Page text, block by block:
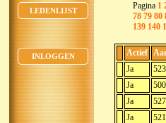
LEDENLIJST
INLOGGEN
Pagina 1
78 79 80
139 140
Actief
Ja
Ja
Ja
Ja